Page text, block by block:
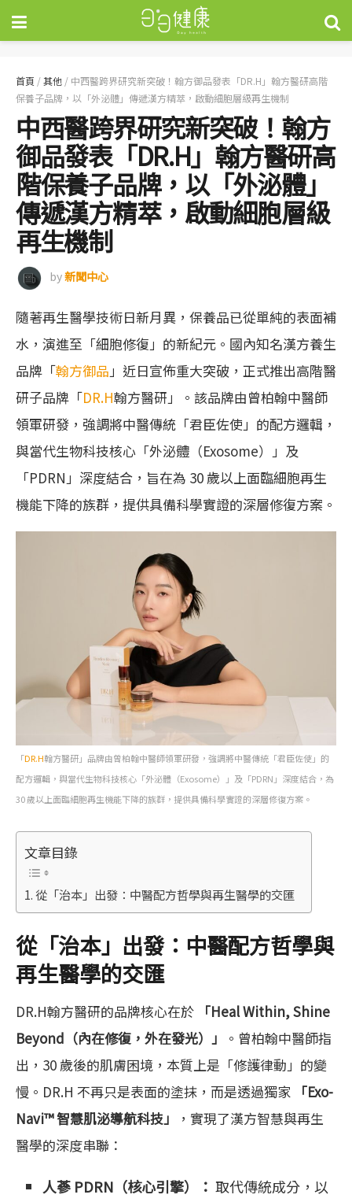
首頁 /其他 / 中西醫跨界研究新突破！翰方御品發表「DR.H」翰方醫研高階
保養子品牌，以「外泌體」傳遞漢方精萃，啟動細胞層級再生機制
中西醫跨界研究新突破！翰方
御品發表「DR.H」翰方醫研高
階保養子品牌，以「外泌體」
傳遞漢方精萃，啟動細胞層級
再生機制
by新聞中心
隨著再生醫學技術日新月異，保養品已從單純的表面補
水，演進至「細胞修復」的新紀元。國內知名漢方養生
品牌「翰方御品 」近日宣佈重大突破，正式推出高階醫
研子品牌「DR.H翰方醫研」。該品牌由曾柏翰中醫師
領軍研發，強調將中醫傳統「君臣佐使」的配方邏輯，
與當代生物科技核心「外泌體（Exosome）」及
「PDRN」深度結合，旨在為 30 歲以上面臨細胞再生
機能下降的族群，提供具備科學實證的深層修復方案。
「DR.H翰方醫研」品牌由曾柏翰中醫師領軍研發，強調將中醫傳統「君臣佐使」的
配方邏輯，與當代生物科技核心「外泌體（Exosome）」及「PDRN」深度結合，為
30 歲以上面臨細胞再生機能下降的族群，提供具備科學實證的深層修復方案。
文章目錄
從「治本」出發：中醫配方哲學與再生醫學的交匯
從「治本」出發：中醫配方哲學與
再生醫學的交匯
DR.H翰方醫研的品牌核心在於 「Heal Within, Shine
Beyond（內在修復，外在發光）」
。曾柏翰中醫師指
出，30 歲後的肌膚困境，本質上是「修護律動」的變
慢。DR.H 不再只是表面的塗抹，而是透過獨家 「Exo-
Navi™ 智慧肌泌導航科技」
，實現了漢方智慧與再生
醫學的深度串聯：
人蔘 PDRN（核心引擎）： 取代傳統成分，以